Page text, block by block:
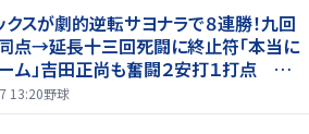
クスが劇的逆転サヨナラで８連勝！九回
点→延長十三回死闘に終止符「本当に
ム」吉田正尚も奮闘２安打１打点 本
13:20野球